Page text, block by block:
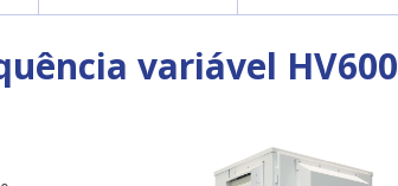
variável HV600